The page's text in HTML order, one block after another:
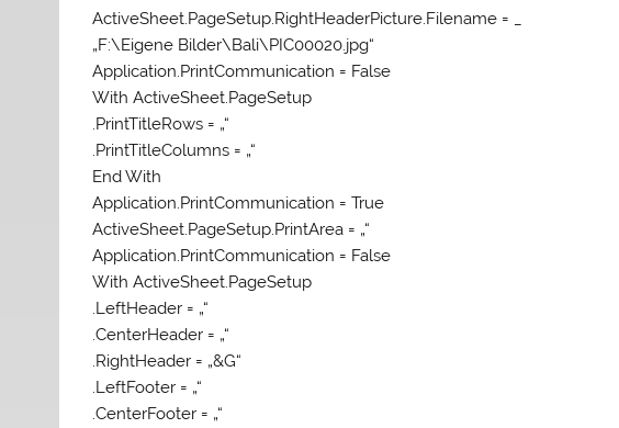
ActiveSheet.PageSetup.RightHeaderPicture.Filename = _
„F:\Eigene Bilder\Bali\PIC00020.jpg“
Application.PrintCommunication = False
With ActiveSheet.PageSetup
.PrintTitleRows = „“
.PrintTitleColumns = „“
End With
Application.PrintCommunication = True
ActiveSheet.PageSetup.PrintArea = „“
Application.PrintCommunication = False
With ActiveSheet.PageSetup
.LeftHeader = „“
.CenterHeader = „“
.RightHeader = „&G“
.LeftFooter = „“
.CenterFooter = „“